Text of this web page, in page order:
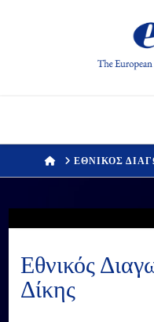
HOMEΕΘΝΙΚΟΣ
Εθνικός
Δίκης